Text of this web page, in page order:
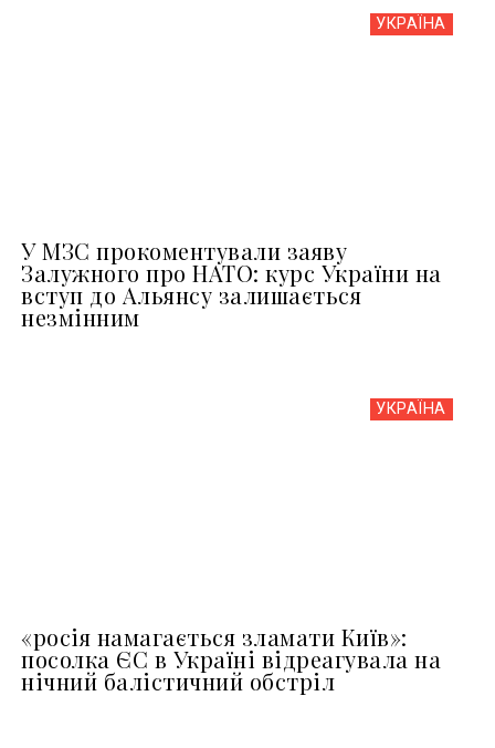
УКРАЇНА
У МЗС прокоментували заяву
Залужного про НАТО: курс України на
вступ до Альянсу залишається
незмінним
УКРАЇНА
«росія намагається зламати Київ»:
посолка ЄС в Україні відреагувала на
нічний балістичний обстріл